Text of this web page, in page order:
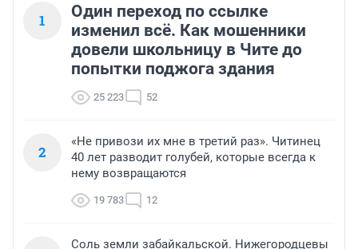
1
Один переход по ссылке
изменил всё. Как мошенники
довели школьницу в Чите до
попытки поджога здания
25 223 52
2
«Не привози их мне в третий раз». Читинец
40 лет разводит голубей, которые всегда к
нему возвращаются
19 783 12
Соль земли забайкальской. Нижегородцевы